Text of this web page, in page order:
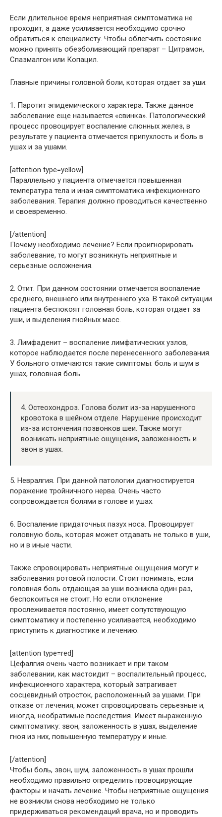
Если длительное время неприятная симптоматика не
проходит, а даже усиливается необходимо срочно
обратиться к специалисту. Чтобы облегчить состояние
можно принять обезболивающий препарат – Цитрамон,
Спазмалгон или Копацил.
Главные причины головной боли, которая отдает за уши:
1. Паротит эпидемического характера. Также данное
заболевание еще называется «свинка». Патологический
процесс провоцирует воспаление слюнных желез, в
результате у пациента отмечается припухлость и боль в
ушах и за ушами.
[attention type=yellow]
Параллельно у пациента отмечается повышенная
температура тела и иная симптоматика инфекционного
заболевания. Терапия должно проводиться качественно
и своевременно.
[/attention]
Почему необходимо лечение? Если проигнорировать
заболевание, то могут возникнуть неприятные и
серьезные осложнения.
2. Отит. При данном состоянии отмечается воспаление
среднего, внешнего или внутреннего уха. В такой ситуации
пациента беспокоят головная боль, которая отдает за
уши, и выделения гнойных масс.
3. Лимфаденит – воспаление лимфатических узлов,
которое наблюдается после перенесенного заболевания.
У больного отмечаются такие симптомы: боль и шум в
ушах, головная боль.
4. Остеохондроз. Голова болит из-за нарушенного
кровотока в шейном отделе. Нарушение происходит
из-за истончения позвонков шеи. Также могут
возникать неприятные ощущения, заложенность и
звон в ушах.
5. Невралгия. При данной патологии диагностируется
поражение тройничного нерва. Очень часто
сопровождается болями в голове и ушах.
6. Воспаление придаточных пазух носа. Провоцирует
головную боль, которая может отдавать не только в уши,
но и в иные части.
Также спровоцировать неприятные ощущения могут и
заболевания ротовой полости. Стоит понимать, если
головная боль отдающая за уши возникла один раз,
беспокоиться не стоит. Но если отклонение
прослеживается постоянно, имеет сопутствующую
симптоматику и постепенно усиливается, необходимо
приступить к диагностике и лечению.
[attention type=red]
Цефалгия очень часто возникает и при таком
заболевании, как мастоидит – воспалительный процесс,
инфекционного характера, который затрагивает
сосцевидный отросток, расположенный за ушами. При
отказе от лечения, может спровоцировать серьезные и,
иногда, необратимые последствия. Имеет выраженную
симптоматику: звон, заложенность в ушах, выделение
гноя из них, повышенную температуру и иные.
[/attention]
Чтобы боль, звон, шум, заложенность в ушах прошли
необходимо правильно определить провоцирующие
факторы и начать лечение. Чтобы неприятные ощущения
не возникли снова необходимо не только
придерживаться рекомендаций врача, но и проводить